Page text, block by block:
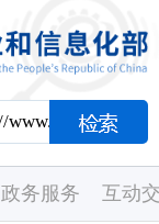
政务服务 互动